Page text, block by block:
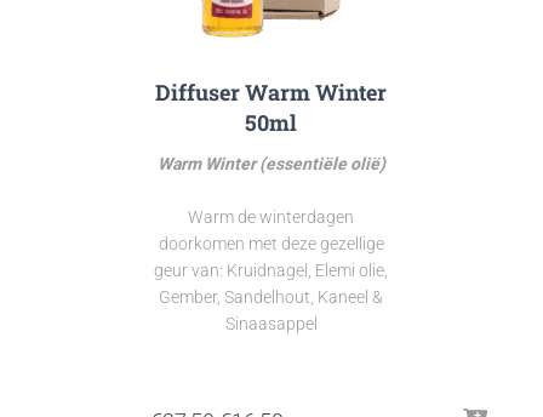
Diffuser Warm Winter
50ml
Warm Winter (essentiële olië)
Warm de winterdagen
doorkomen met deze gezellige
geur van: Kruidnagel, Elemi olie,
Gember, Sandelhout, Kaneel &
Sinaasappel